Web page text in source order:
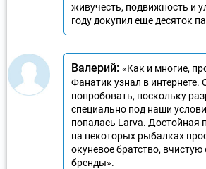
живучесть, подвижность и
году докупил еще десяток
Валерий: «Как и многие,
Фанатик узнал в интернете.
попробовать, поскольку
специально под наши
попалась Larva. Достойная
на некоторых рыбалках
окуневое братство,
бренды».